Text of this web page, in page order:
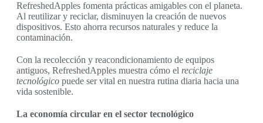
RefreshedApples fomenta prácticas amigables con el planeta.
Al reutilizar y reciclar, disminuyen la creación de nuevos
dispositivos. Esto ahorra recursos naturales y reduce la
contaminación.
Con la recolección y reacondicionamiento de equipos
antiguos, RefreshedApples muestra cómo el reciclaje
tecnológico puede ser vital en nuestra rutina diaria hacia una
vida sostenible.
La economía circular en el sector tecnológico